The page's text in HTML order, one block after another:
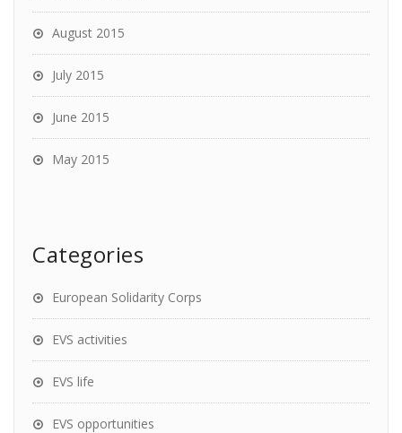
August 2015
July 2015
June 2015
May 2015
Categories
European Solidarity Corps
EVS activities
EVS life
EVS opportunities